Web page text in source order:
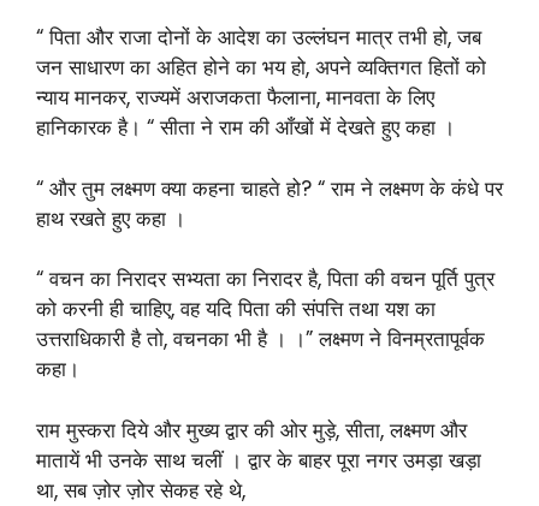
“ पिता और राजा दोनों के आदेश का उल्लंघन मात्र तभी हो, जब
जन साधारण का अहित होने का भय हो, अपने व्यक्तिगत हितों को
न्याय मानकर, राज्यमें अराजकता फैलाना, मानवता के लिए
हानिकारक है। “ सीता ने राम की आँखों में देखते हुए कहा ।
“ और तुम लक्ष्मण क्या कहना चाहते हो? “ राम ने लक्ष्मण के कंधे पर
हाथ रखते हुए कहा ।
“ वचन का निरादर सभ्यता का निरादर है, पिता की वचन पूर्ति पुत्र
को करनी ही चाहिए, वह यदि पिता की संपत्ति तथा यश का
उत्तराधिकारी है तो, वचनका भी है । ।” लक्ष्मण ने विनम्रतापूर्वक
कहा।
राम मुस्करा दिये और मुख्य द्वार की ओर मुड़े, सीता, लक्ष्मण और
मातायें भी उनके साथ चलीं । द्वार के बाहर पूरा नगर उमड़ा खड़ा
था, सब ज़ोर ज़ोर सेकह रहे थे,